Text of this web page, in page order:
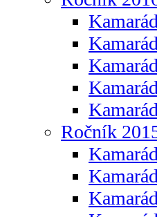
Ročník